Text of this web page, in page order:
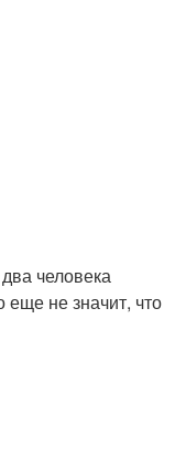
человека
еще не значит, что